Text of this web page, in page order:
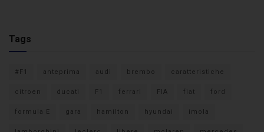
Tags
#F1 anteprima audi brembo caratteristiche
citroen ducati F1 ferrari FIA fiat ford
formula E gara hamilton hyundai imola